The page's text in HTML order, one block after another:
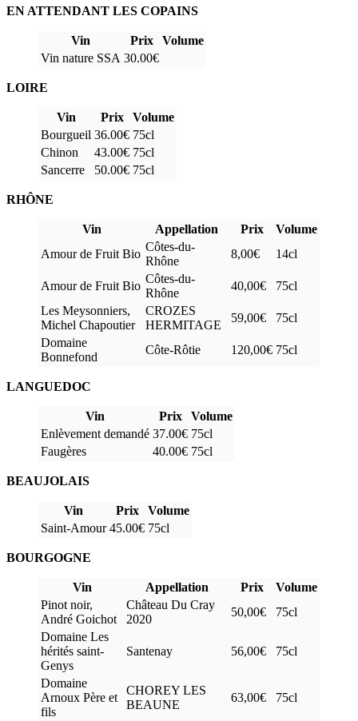
EN ATTENDANT LES COPAINS
Vin Prix
Volume
Vin nature SSA 30.00€
LOIRE
Vin Prix
Volume
Bourgueil 36.00€ 75cl
Chinon
43.00€ 75cl
Sancerre
50.00€ 75cl
RHÔNE
Vin Appellation Prix
Volume
Amour de Fruit Bio
Côtes-du-
Rhône
8,00€ 14cl
Amour de Fruit Bio
Côtes-du-
Rhône
40,00€
75cl
Les Meysonniers,
Michel Chapoutier
CROZES
HERMITAGE
59,00€
75cl
Domaine
Bonnefond
Côte-Rôtie 120,00€ 75cl
LANGUEDOC
Vin Prix
Volume
Enlèvement demandé 37.00€ 75cl
Faugères
40.00€ 75cl
BEAUJOLAIS
Vin Prix
Volume
Saint-Amour 45.00€ 75cl
BOURGOGNE
Vin Appellation Prix
Volume
Pinot noir,
André Goichot
Château Du Cray
2020
50,00€
75cl
Domaine Les
hérités saint-
Genys
Santenay 56,00€ 75cl
Domaine
Arnoux Père et
fils
CHOREY LES
BEAUNE
63,00€ 75cl